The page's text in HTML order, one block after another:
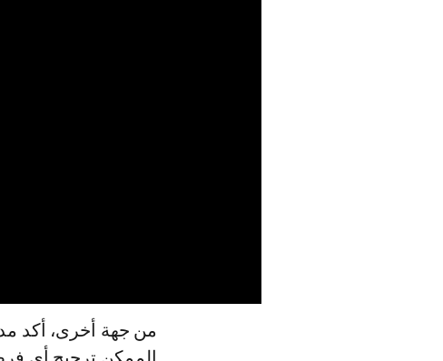
من جهة أخرى، أكد